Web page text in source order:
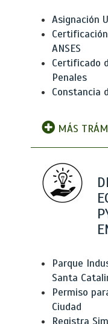
Asignación
ANSES
Certificado
Penales
Constancia
MÁS
Parque
Santa
Permiso
Ciudad
Registra